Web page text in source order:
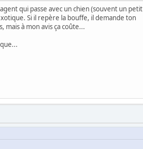
qui passe avec un chien (souvent un petit
Si il repère la bouffe, il demande ton
mais à mon avis ça coûte...